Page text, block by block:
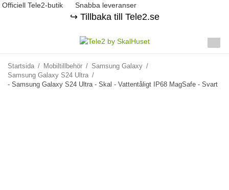
Officiell Tele2-butik Snabba leveranser
↪️ Tillbaka till Tele2.se
Startsida / Mobiltillbehör / Samsung Galaxy /
Samsung Galaxy S24 Ultra /
- Samsung Galaxy S24 Ultra - Skal - Vattentåligt IP68 MagSafe - Svart